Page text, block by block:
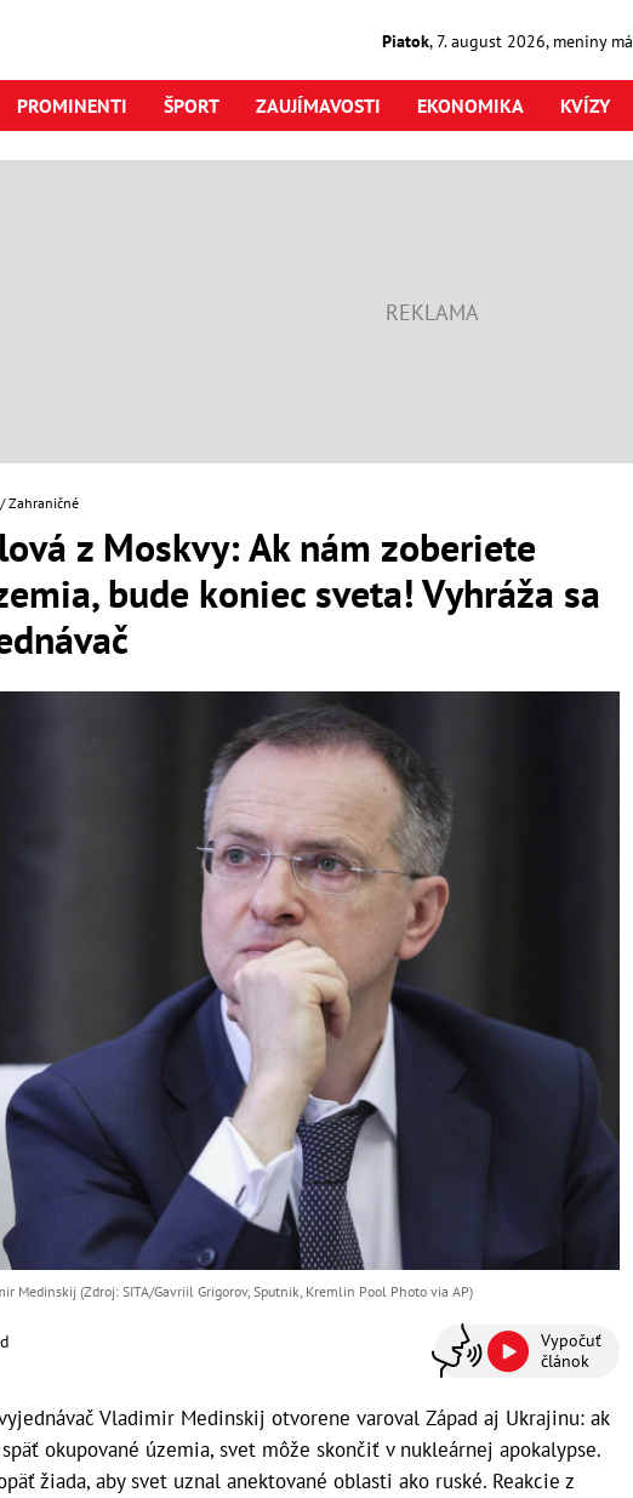
Piatok,7. august2026, meniny má
PROMINENTI ŠPORT ZAUJÍMAVOSTI EKONOMIKA KVÍZY
Zahraničné
z Moskvy: Ak nám zoberiete
bude koniec sveta! Vyhráža sa
Medinskij (Zdroj: SITA/Gavriil Grigorov, Sputnik, Kremlin Pool Photo via AP)
Vypočuť
článok
vyjednávač Vladimir Medinskij otvorene varoval Západ aj Ukrajinu: ak
okupované územia, svet môže skončiť v nukleárnej apokalypse.
žiada, aby svet uznal anektované oblasti ako ruské. Reakcie z